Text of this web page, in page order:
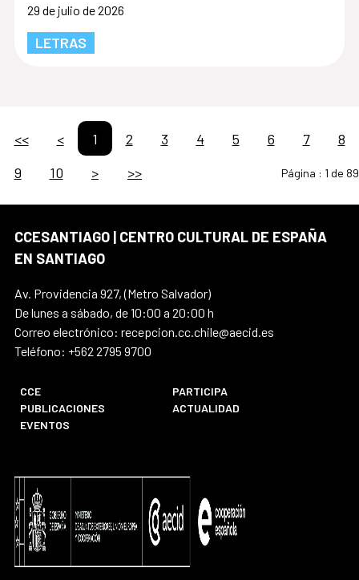
29 de julio de 2026
LETRAS
<< < 1 2 3 4 5 6 7
8
9
10 > >> Página : 1 de 89
CCESANTIAGO | CENTRO CULTURAL DE ESPAÑA
EN SANTIAGO
Av. Providencia 927, (Metro Salvador)
De lunes a sábado, de 10:00 a 20:00 h
Correo electrónico: recepcion.cc.chile@aecid.es
Teléfono: +562 2795 9700
CCE
PARTICIPA
PUBLICACIONES
ACTUALIDAD
EVENTOS